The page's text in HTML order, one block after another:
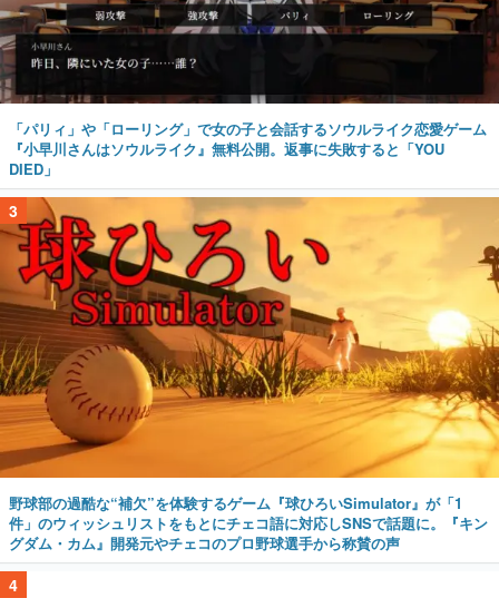
「パリィ」や「ローリング」で女の子と会話するソウルライク恋愛ゲーム
『小早川さんはソウルライク』無料公開。返事に失敗すると「YOU
DIED」
3
野球部の過酷な“補欠”を体験するゲーム『球ひろいSimulator』が「1
件」のウィッシュリストをもとにチェコ語に対応しSNSで話題に。『キン
グダム・カム』開発元やチェコのプロ野球選手から称賛の声
4